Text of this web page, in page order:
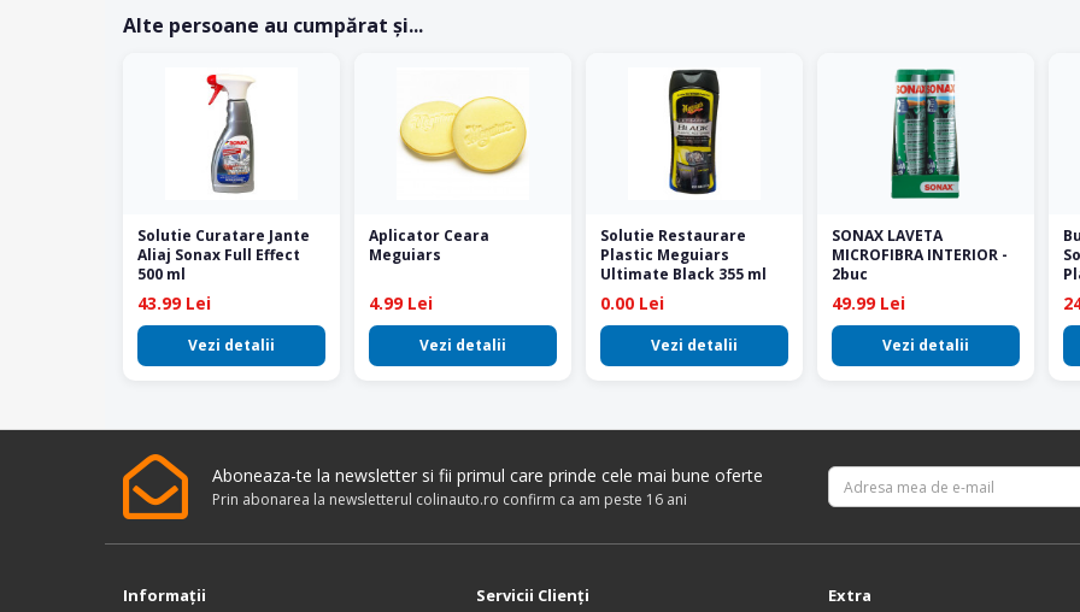
Alte persoane au cumpărat și...
Solutie Curatare Jante
Aliaj Sonax Full Effect
500 ml
43.99 Lei
Vezi detalii
Aplicator Ceara
Meguiars
4.99 Lei
Vezi detalii
Solutie Restaurare
Plastic Meguiars
Ultimate Black 355 ml
0.00 Lei
Vezi detalii
SONAX LAVETA
MICROFIBRA INTERIOR -
2buc
49.99 Lei
Vezi detalii
Aboneaza-te la newsletter si fii primul care prinde cele mai bune oferte
Prin abonarea la newsletterul colinauto.ro confirm ca am peste 16 ani
Informaţii Servicii Clienţi Extra